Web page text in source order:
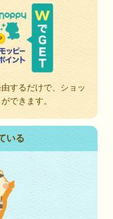
するだけで、ショッ
できます。
いる